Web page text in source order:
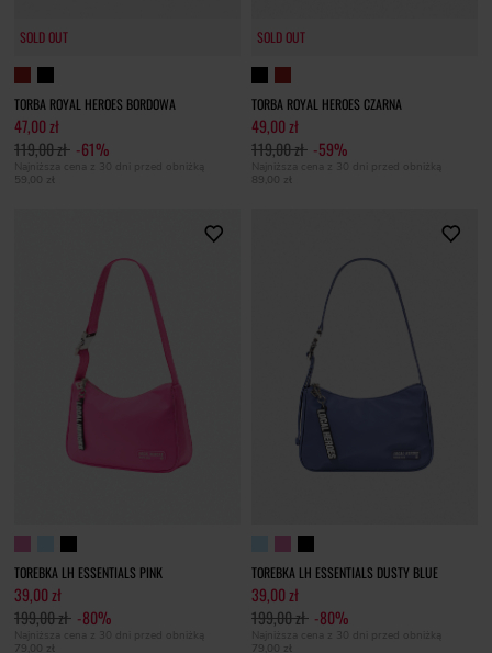
SOLD OUT
TORBA ROYAL HEROES BORDOWA
47,00 zł
119,00 zł -61%
Najniższa cena z 30 dni przed obniżką
59,00 zł
SOLD OUT
TORBA ROYAL HEROES CZARNA
49,00 zł
119,00 zł -59%
Najniższa cena z 30 dni przed obniżką
89,00 zł
TOREBKA LH ESSENTIALS PINK
39,00 zł
199,00 zł -80%
Najniższa cena z 30 dni przed obniżką
79,00 zł
TOREBKA LH ESSENTIALS DUSTY BLUE
39,00 zł
199,00 zł -80%
Najniższa cena z 30 dni przed obniżką
79,00 zł